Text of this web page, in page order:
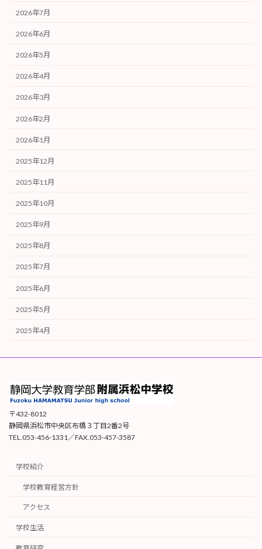
2026年7月
2026年6月
2026年5月
2026年4月
2026年3月
2026年2月
2026年1月
2025年12月
2025年11月
2025年10月
2025年9月
2025年8月
2025年7月
2025年6月
2025年5月
2025年4月
〒432-8012
静岡県浜松市中央区布橋３丁目2番2号
TEL.053-456-1331／FAX.053-457-3587
学校紹介
学校教育経営方針
アクセス
学校生活